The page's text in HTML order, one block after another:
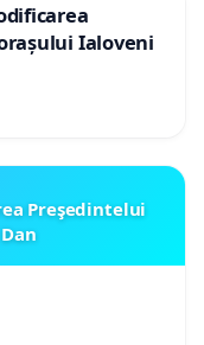
Ialoveni
Preşedintelui